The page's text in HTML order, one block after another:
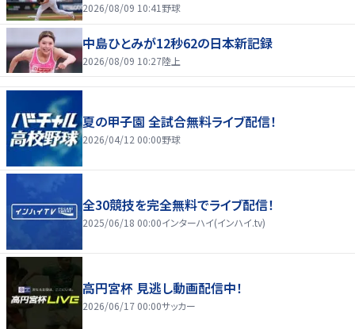
2026/08/09 10:41 野球
中島ひとみが12秒62の日本新記録
2026/08/09 10:27陸上
夏の甲子園 全試合無料ライブ配信！
2026/04/12 00:00野球
全30競技を完全無料でライブ配信！
2025/06/18 00:00インターハイ(インハイ.tv)
高円宮杯 見逃し動画配信中！
2026/06/17 00:00サッカー